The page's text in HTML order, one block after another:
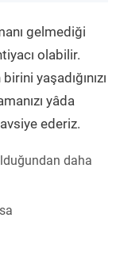
gelmediği
olabilir.
yaşadığınızı
yâda
ederiz.
daha